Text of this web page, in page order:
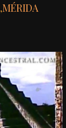
,MÉRIDA